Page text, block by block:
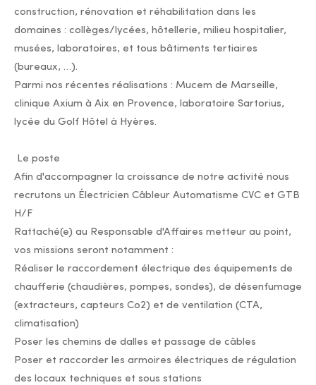
construction, rénovation et réhabilitation dans les
domaines : collèges/lycées, hôtellerie, milieu hospitalier,
musées, laboratoires, et tous bâtiments tertiaires
(bureaux, …).
Parmi nos récentes réalisations : Mucem de Marseille,
clinique Axium à Aix en Provence, laboratoire Sartorius,
lycée du Golf Hôtel à Hyères.
Le poste
Afin d'accompagner la croissance de notre activité nous
recrutons un Électricien Câbleur Automatisme CVC et GTB
H/F
Rattaché(e) au Responsable d'Affaires metteur au point,
vos missions seront notamment :
Réaliser le raccordement électrique des équipements de
chaufferie (chaudières, pompes, sondes), de désenfumage
(extracteurs, capteurs Co2) et de ventilation (CTA,
climatisation)
Poser les chemins de dalles et passage de câbles
Poser et raccorder les armoires électriques de régulation
des locaux techniques et sous stations